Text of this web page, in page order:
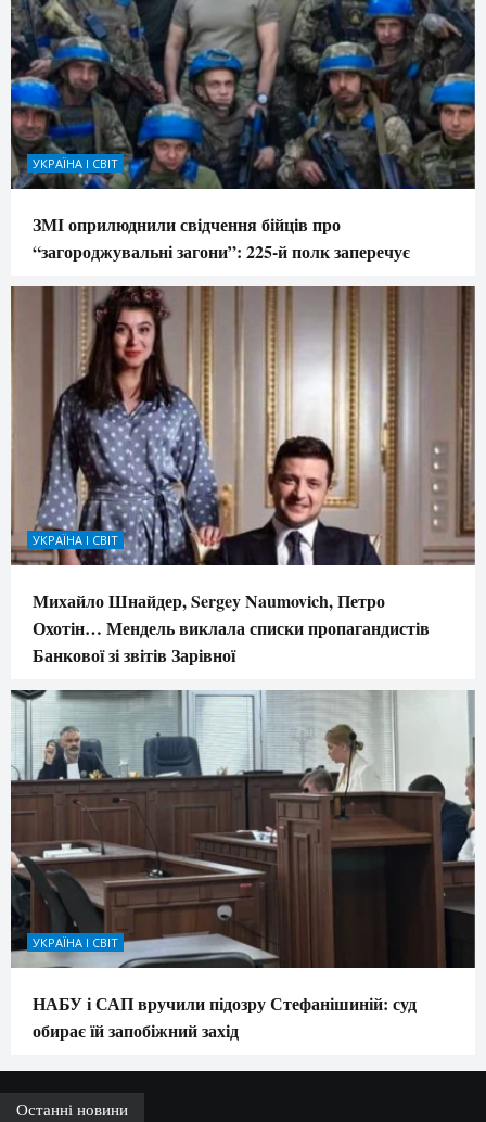
УКРАЇНА І СВІТ
ЗМІ оприлюднили свідчення бійців про
“загороджувальні загони”: 225-й полк заперечує
УКРАЇНА І СВІТ
Михайло Шнайдер, Sergey Naumovich, Петро
Охотін… Мендель виклала списки пропагандистів
Банкової зі звітів Зарівної
УКРАЇНА І СВІТ
НАБУ і САП вручили підозру Стефанішиній: суд
обирає їй запобіжний захід
Останні новини